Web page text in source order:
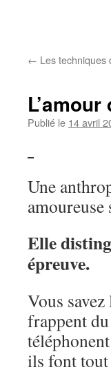
← Les
Publié le 14 avril
Une
Elle
épreuve.
Vous
frappent
ils font